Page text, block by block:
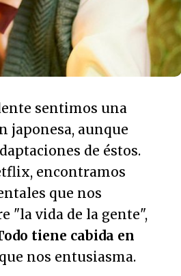
sentimos una
japonesa, aunque
de éstos.
encontramos
que nos
"la vida de la gente",
tiene cabida en
nos entusiasma.